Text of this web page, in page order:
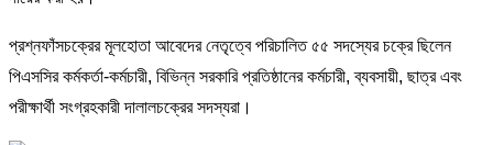
প্রশ্নফাঁসচক্রের মূলহোতা আবেদের নেতৃত্বে পরিচালিত ৫৫ সদস্যের চক্রে ছিলেন
পিএসসির কর্মকর্তা-কর্মচারী, বিভিন্ন সরকারি প্রতিষ্ঠানের কর্মচারী, ব্যবসায়ী, ছাত্র এবং
পরীক্ষার্থী সংগ্রহকারী দালালচক্রের সদস্যরা।